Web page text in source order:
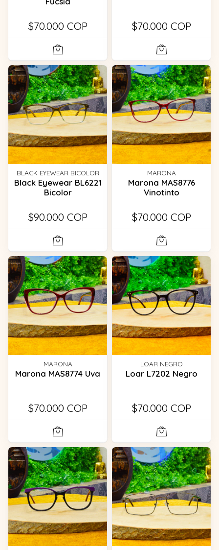
$70.000 COP $70.000 COP
BLACK EYEWEAR BICOLOR
Black Eyewear BL6221
Bicolor
$90.000 COP
MARONA
Marona MAS8776
Vinotinto
$70.000 COP
MARONA
Marona MAS8774 Uva
$70.000 COP
LOAR NEGRO
Loar L7202 Negro
$70.000 COP